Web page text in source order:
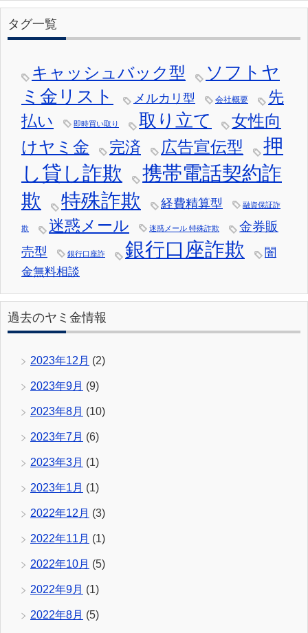
タグ一覧
キャッシュバック型
ソフトヤ
ミ金リスト
メルカリ型 会社概要
先
払い
即時買い取り 取り立て
女性向
けヤミ金
完済 広告宣伝型
押
し貸し詐欺
携帯電話契約詐
欺
特殊詐欺 経費精算型 融資保証詐
欺 迷惑メール 迷惑メール 特殊詐欺
金券販
売型
銀行口座詐 銀行口座詐欺
闇
金無料相談
過去のヤミ金情報
2023年12月 (2)
2023年9月 (9)
2023年8月 (10)
2023年7月 (6)
2023年3月 (1)
2023年1月 (1)
2022年12月 (3)
2022年11月 (1)
2022年10月 (5)
2022年9月 (1)
2022年8月 (5)